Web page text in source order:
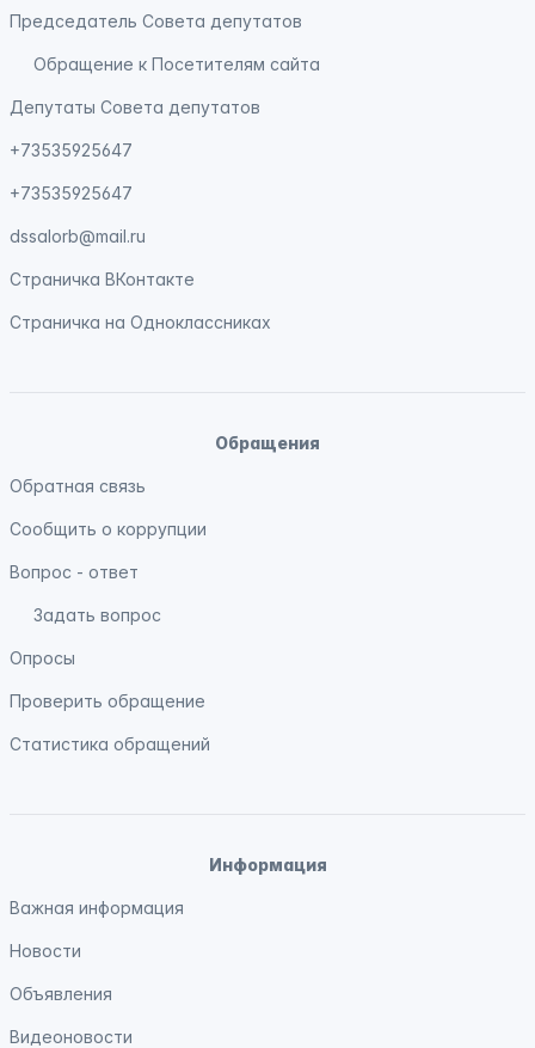
Председатель Совета депутатов
Обращение к Посетителям сайта
Депутаты Совета депутатов
+73535925647
+73535925647
dssalorb@mail.ru
Страничка ВКонтакте
Страничка на Одноклассниках
Обращения
Обратная связь
Сообщить о коррупции
Вопрос - ответ
Задать вопрос
Опросы
Проверить обращение
Статистика обращений
Информация
Важная информация
Новости
Объявления
Видеоновости